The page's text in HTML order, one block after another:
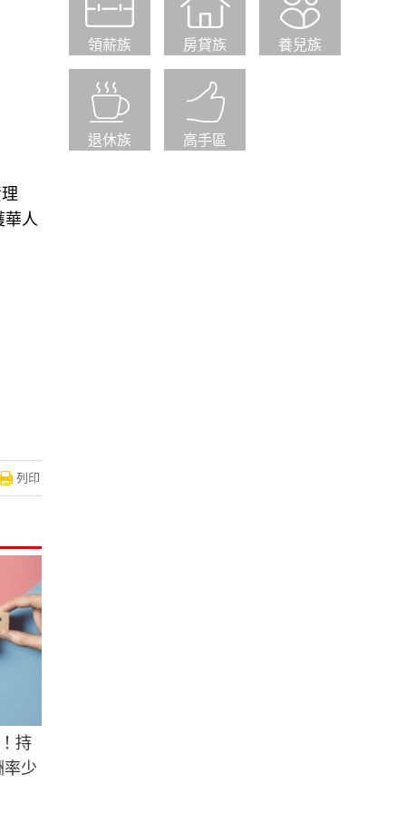
華人
列印
持
率少
領薪族 房貸族 養兒族
退休族 高手區